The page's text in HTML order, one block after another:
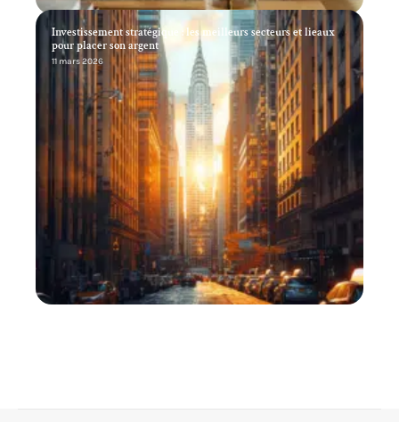
Investissement stratégique : les meilleurs secteurs et lieaux
pour placer son argent
11 mars 2026